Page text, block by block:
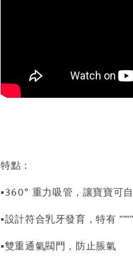
特點：
▪360° 重力吸管，讓寶寶可
▪設計符合乳牙發育，特有
▪雙重通氣閥門，防止脹氣